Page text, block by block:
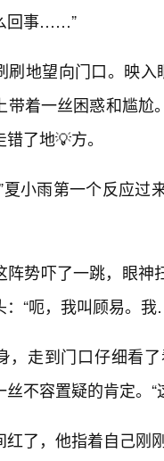
回事……”
刷地望向门口。映
带着一丝困惑和尴
了地💡方。
夏小雨第一个反应
阵势吓了一跳，眼
：“呃，我叫顾易。
，走到门口仔细看
不容置疑的肯定。
红了，他指着自己